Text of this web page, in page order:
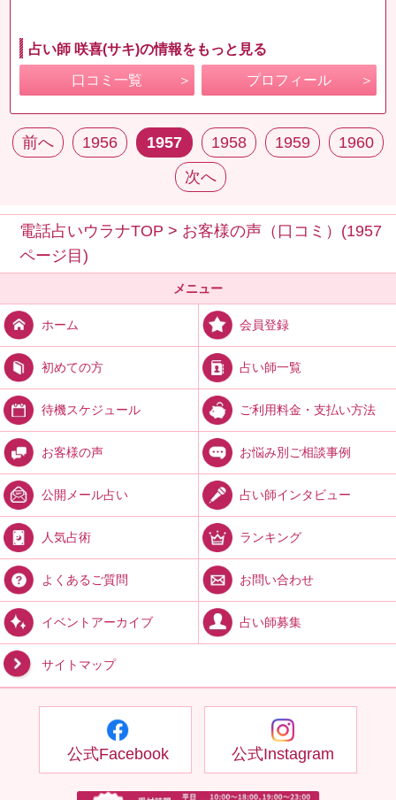
占い師 咲喜(サキ)の情報をもっと見る
口コミ一覧 プロフィール
前へ 1956 1957 1958 1959
1960
次へ
電話占いウラナTOP > お客様の声（口コミ）(1957
ページ目)
メニュー
ホーム 会員登録
初めての方 占い師一覧
待機スケジュール ご利用料金・支払い方法
お客様の声 お悩み別ご相談事例
公開メール占い 占い師インタビュー
人気占術 ランキング
よくあるご質問 お問い合わせ
イベントアーカイブ 占い師募集
サイトマップ
公式Facebook 公式Instagram